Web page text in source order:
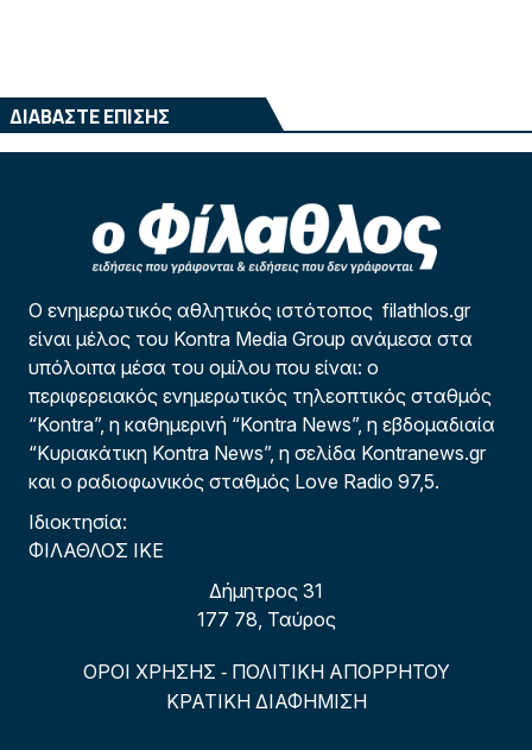
ΔΙΑΒΑΣΤΕ ΕΠΙΣΗΣ
Ο ενημερωτικός αθλητικός ιστότοπος filathlos.gr
είναι μέλος του Kontra Media Group ανάμεσα στα
υπόλοιπα μέσα του ομίλου που είναι: ο
περιφερειακός ενημερωτικός τηλεοπτικός σταθμός
“Kontra”, η καθημερινή “Kontra News”, η εβδομαδιαία
“Κυριακάτικη Kontra News”, η σελίδα Kontranews.gr
και ο ραδιοφωνικός σταθμός Love Radio 97,5.
Ιδιοκτησία:
ΦΙΛΑΘΛΟΣ ΙΚΕ
Δήμητρος 31
177 78, Ταύρος
ΟΡΟΙ ΧΡΗΣΗΣ - ΠΟΛΙΤΙΚΗ ΑΠΟΡΡΗΤΟΥ
ΚΡΑΤΙΚΗ ΔΙΑΦΗΜΙΣΗ